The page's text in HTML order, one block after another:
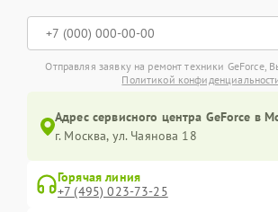
Отправляя заявку на ремонт техники GeForce,
Политикой
Адрес сервисного центра GeForce в
г. Москва, ул. Чаянова 18
Горячая линия
+7 (495) 023-73-25